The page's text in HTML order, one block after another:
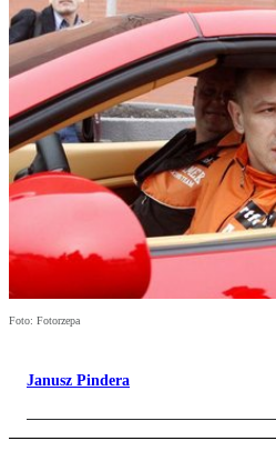
Foto: Fotorzepa
Janusz Pindera